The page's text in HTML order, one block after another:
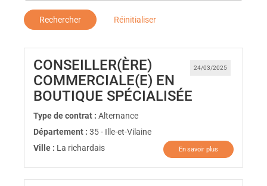
Rechercher Réinitialiser
24/03/2025
CONSEILLER(ÈRE)
COMMERCIALE(E) EN
BOUTIQUE SPÉCIALISÉE
Type de contrat : Alternance
Département : 35 - Ille-et-Vilaine
Ville : La richardais En savoir plus